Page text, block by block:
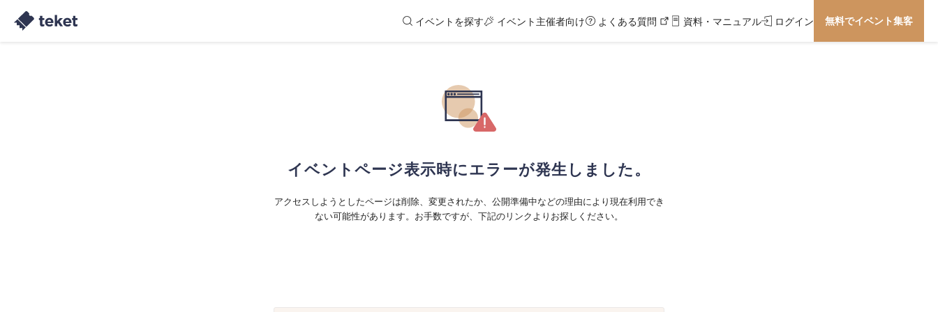
イベントを探す イベント主催者向け よくある質問 資料・マニュアル ログイン 無料でイベント集客
イベントページ表示時にエラーが発生しました。
アクセスしようとしたページは削除、変更されたか、公開準備中などの理由により現在利用でき
ない可能性があります。お手数ですが、下記のリンクよりお探しください。